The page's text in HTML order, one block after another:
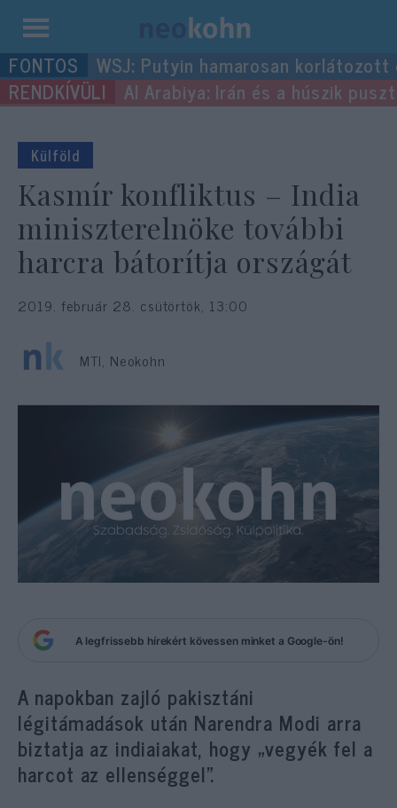
Kilépés
a
tartalomba
WSJ: Putyin hamarosan
Al Arabiya: Irán és a húszik
Külföld
Kasmír konfliktus – India
miniszterelnöke további
harcra bátorítja országát
2019. február 28. csütörtök, 13:00
MTI, Neokohn
A legfrissebb hírekért kövessen minket a Google-ön!
A napokban zajló pakisztáni
légitámadások után Narendra Modi arra
biztatja az indiaiakat, hogy „vegyék fel a
harcot az ellenséggel”.